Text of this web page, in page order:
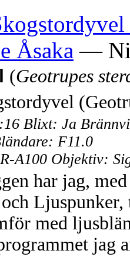
Åsaka —
(Geotrupes
Blixt: Ja
F11.0
A100 Objektiv:
har jag,
Ljuspunker,
med
jag